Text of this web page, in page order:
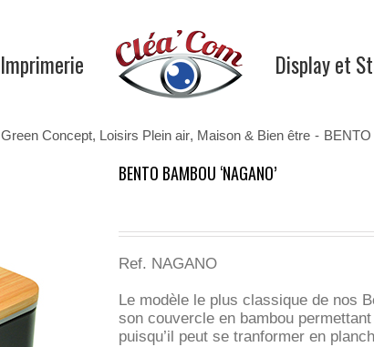
Imprimerie Display et
Green Concept, Loisirs Plein air, Maison & Bien être - BENTO
BENTO BAMBOU ‘NAGANO’
Ref. NAGANO
Le modèle le plus classique de nos
son couvercle en bambou
puisqu’il peut se tranformer en